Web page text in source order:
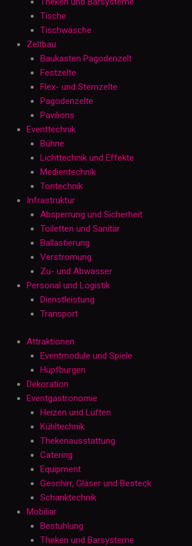
Tische
Tischwäsche
Zeltbau
Baukasten Pagodenzelt
Festzelte
Flex- und Sternzelte
Pagodenzelte
Pavilions
Eventtechnik
Bühne
Lichttechnik und Effekte
Medientechnik
Tontechnik
Infrastruktur
Absperrung und Sicherheit
Toiletten und Sanitär
Ballastierung
Verstromung
Zu- und Abwasser
Personal und Logistik
Dienstleistung
Transport
Attraktionen
Eventmodule und Spiele
Hüpfburgen
Dekoration
Eventgastronomie
Heizen und Lüften
Kühltechnik
Thekenausstattung
Catering
Equipment
Geschirr, Gläser und Besteck
Schanktechnik
Mobiliar
Bestuhlung
Theken und Barsysteme